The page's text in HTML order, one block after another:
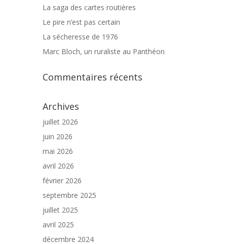
La saga des cartes routières
Le pire n’est pas certain
La sécheresse de 1976
Marc Bloch, un ruraliste au Panthéon
Commentaires récents
Archives
juillet 2026
juin 2026
mai 2026
avril 2026
février 2026
septembre 2025
juillet 2025
avril 2025
décembre 2024